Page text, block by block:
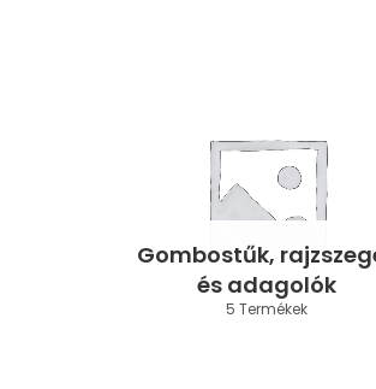
Gombostűk,
és adagolók
5 Termékek